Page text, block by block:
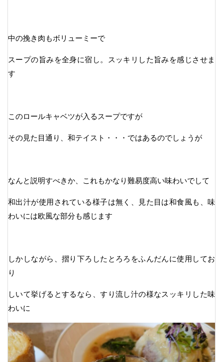
中の挽き肉もボリューミーで
スープの旨みを全身に宿し。スッキリした旨みを感じさせま
す
このロールキャベツが入るスープですが
その見た目通り、和テイスト・・・ではあるのでしょうが
なんと説明すべきか、これもかなり難易度高い味わいでして
和出汁が使用されている様子は無く、見た目は和食風も、味
わいには欧風な部分も感じます
しかしながら、摺り下ろしたとろろをふんだんに使用してお
り
しいて挙げるとするなら、すり流し汁の様なスッキリした味
わいに